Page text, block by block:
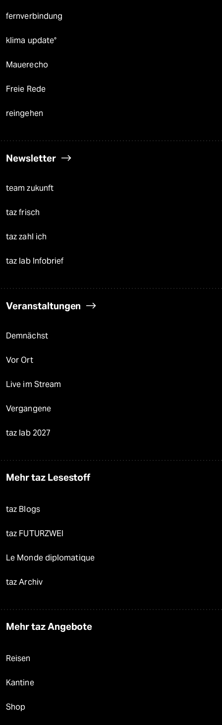
fernverbindung
klima update°
Mauerecho
Freie Rede
reingehen
Newsletter
team zukunft
taz frisch
taz zahl ich
taz lab Infobrief
Veranstaltungen
Demnächst
Vor Ort
Live im Stream
Vergangene
taz lab 2027
Mehr taz Lesestoff
taz Blogs
taz FUTURZWEI
Le Monde diplomatique
taz Archiv
Mehr taz Angebote
Reisen
Kantine
Shop